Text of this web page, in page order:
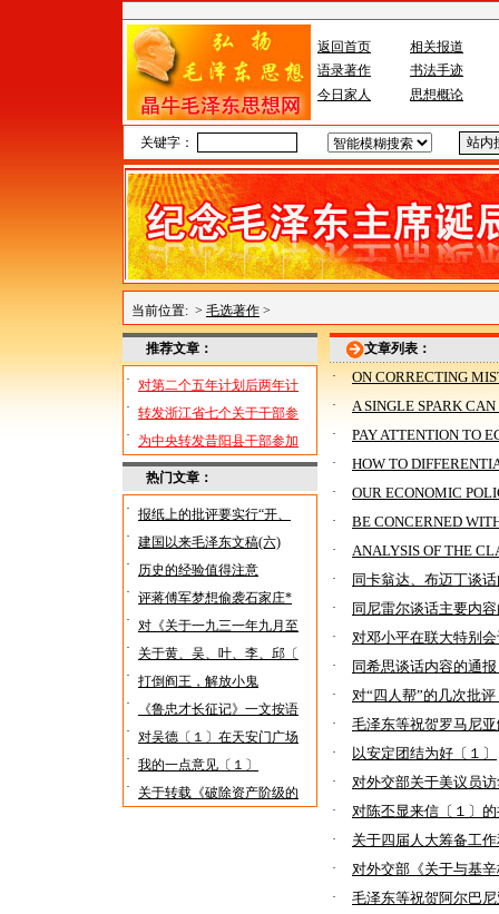
返回首页
相关报道
语录著作
书法手迹
今日家人
思想概论
关键字：
当前位置: > 毛选著作 >
推荐文章：
· 对第二个五年计划后两年计
· 转发浙江省七个关于干部参
·
为中央转发昔阳县干部参加
热门文章：
· 报纸上的批评要实行“开、
· 建国以来毛泽东文稿(六)
·
历史的经验值得注意
· 评蒋傅军梦想偷袭石家庄*
· 对《关于一九三一年九月至
·
关于黄、吴、叶、李、邱〔
· 打倒阎王，解放小鬼
·
《鲁忠才长征记》一文按语
· 对吴德〔１〕在天安门广场
· 我的一点意见〔１〕
·
关于转载《破除资产阶级的
文章列表：
·
ON CORRECTING
· A SINGLE SPARK
· PAY ATTENTION TO
· HOW TO
· OUR ECONOMIC
· BE CONCERNED
· ANALYSIS OF THE
· 同卡翁达、布迈丁谈
· 同尼雷尔谈话主要内
· 对邓小平在联大特别
· 同希思谈话内容的通
· 对“四人帮”的几次批
· 毛泽东等祝贺罗马尼
· 以安定团结为好〔１〕
· 对外交部关于美议员
· 对陈丕显来信〔１〕
· 关于四届人大筹备工
· 对外交部《关于与基
· 毛泽东等祝贺阿尔巴